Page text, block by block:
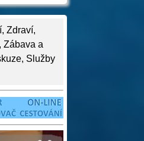
, Zdraví,
, Zábava a
, Služby